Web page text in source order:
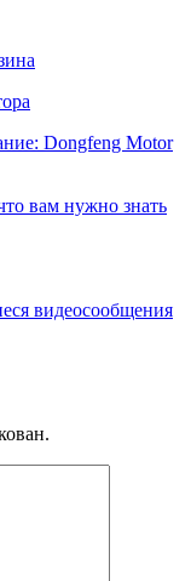
Dongfeng Motor
вам нужно знать
видеосообщения